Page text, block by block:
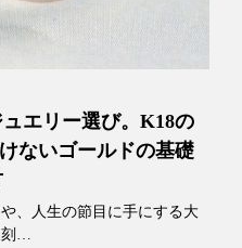
ュエリー選び。K18の
ないゴールドの基礎
、人生の節目に手にする大
…